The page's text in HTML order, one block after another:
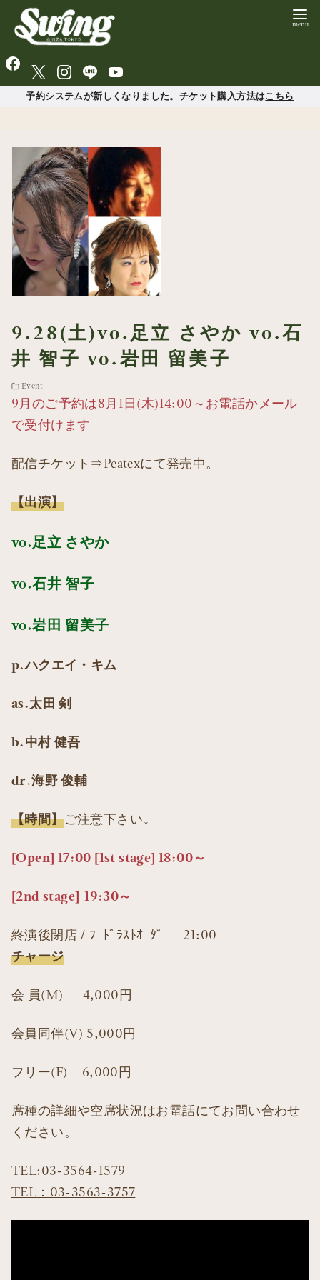
予約システムが新しくなりました。チケット購入方法はこちら
9.28(土)vo.足立 さやか vo.石
井 智子 vo.岩田 留美子
Event
9月のご予約は8月1日(木)14:00～お電話かメール
で受付けます
配信チケット⇒Peatexにて発売中。
【出演】
vo.足立 さやか
vo.石井 智子
vo.岩田 留美子
p.ハクエイ・キム
as.太田 剣
b.中村 健吾
dr.海野 俊輔
【時間】ご注意下さい↓
[Open] 17:00 [1st stage] 18:00～
[2nd stage] 19:30～
終演後閉店 / ﾌｰﾄﾞﾗｽﾄｵｰﾀﾞｰ 21:00
チャージ
会 員(M) 4,000円
会員同伴(V) 5,000円
フリー(F) 6,000円
席種の詳細や空席状況はお電話にてお問い合わせ
ください。
TEL:03-3564-1579
TEL：03-3563-3757